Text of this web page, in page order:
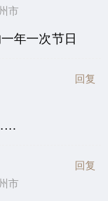
市
年一次节日
回复
市
回复